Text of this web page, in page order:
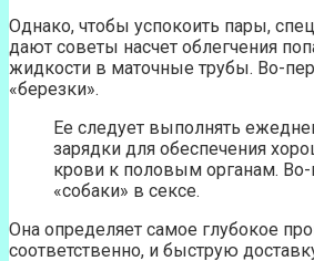
Однако, чтобы успокоить пары,
дают советы насчет облегчения
жидкости в маточные трубы. Во-
«березки».
Ее следует выполнять
зарядки для обеспечения
крови к половым органам. Во-
«собаки» в сексе.
Она определяет самое глубокое
соответственно, и быструю